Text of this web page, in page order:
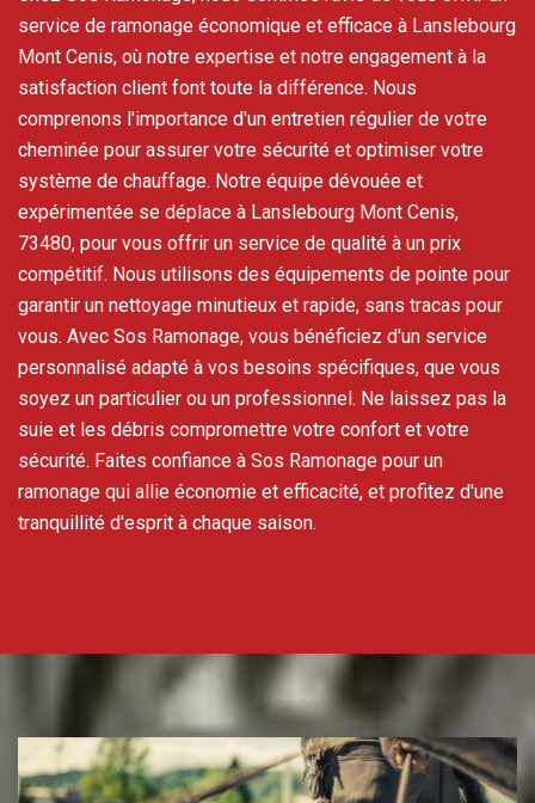
service de ramonage économique et efficace à Lanslebourg
Mont Cenis, où notre expertise et notre engagement à la
satisfaction client font toute la différence. Nous
comprenons l'importance d'un entretien régulier de votre
cheminée pour assurer votre sécurité et optimiser votre
système de chauffage. Notre équipe dévouée et
expérimentée se déplace à Lanslebourg Mont Cenis,
73480, pour vous offrir un service de qualité à un prix
compétitif. Nous utilisons des équipements de pointe pour
garantir un nettoyage minutieux et rapide, sans tracas pour
vous. Avec Sos Ramonage, vous bénéficiez d'un service
personnalisé adapté à vos besoins spécifiques, que vous
soyez un particulier ou un professionnel. Ne laissez pas la
suie et les débris compromettre votre confort et votre
sécurité. Faites confiance à Sos Ramonage pour un
ramonage qui allie économie et efficacité, et profitez d'une
tranquillité d'esprit à chaque saison.